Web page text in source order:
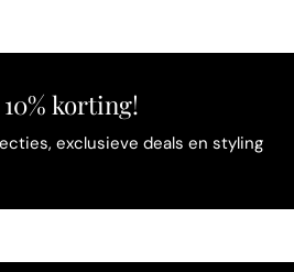
korting!
exclusieve deals en styling